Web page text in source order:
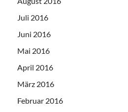
Juli 2016
Juni 2016
Mai 2016
April 2016
März 2016
Februar 2016